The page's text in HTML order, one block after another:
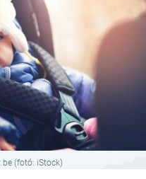
be (fotó: iStock)